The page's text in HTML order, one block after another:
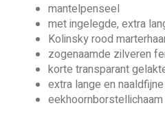
mantelpenseel
met ingelegde, extra
Kolinsky rood
zogenaamde zilveren
korte transparant
extra lange en